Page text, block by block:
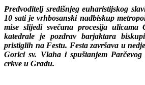
Predvoditelj središnjeg euharistijskog
10 sati je vrhbosanski nadbiskup
mise slijedi svečana procesija ulicama
katedrale je pozdrav barjaktara
pristiglih na Festu. Festa završava u
Gorici sv. Vlaha i spuštanjem
crkve u Gradu.